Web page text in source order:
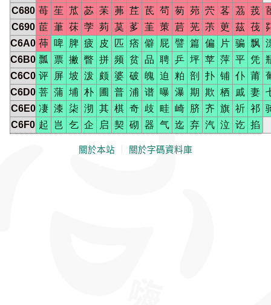
C680 苺 苼 苽 苾 苿 茀 茊 茋 茍 茐 茒 茓 茖 茘 茙
C690 茞 茟 茠 茡 茢 茣 茤 茥 茦 茩 茪 茮 茰 茲 茷
C6A0 茽 啤 脾 疲 皮 匹 痞 僻 屁 譬 篇 偏 片 骗 飘
C6B0 瓢 票 撇 瞥 拼 频 贫 品 聘 乒 坪 苹 萍 平 凭
C6C0 评 屏 坡 泼 颇 婆 破 魄 迫 粕 剖 扑 铺 仆 莆
C6D0 菩 蒲 埔 朴 圃 普 浦 谱 曝 瀑 期 欺 栖 戚 妻
C6E0 凄 漆 柒 沏 其 棋 奇 歧 畦 崎 脐 齐 旗 祈 祁
C6F0 起 岂 乞 企 启 契 砌 器 气 迄 弃 汽 泣 讫 掐
關於本站 關於字碼資料庫